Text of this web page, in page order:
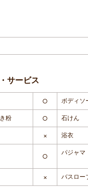
サービス
○ ボディソ
粉 ○ 石けん
× 浴衣
○
パジャマ
× バスロー